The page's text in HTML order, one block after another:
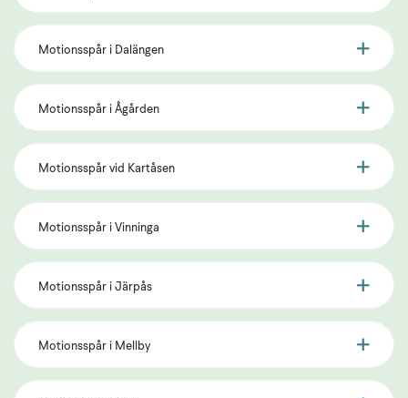
Motionsspår i Dalängen
Motionsspår i Ågården
Motionsspår vid Kartåsen
Motionsspår i Vinninga
Motionsspår i Järpås
Motionsspår i Mellby